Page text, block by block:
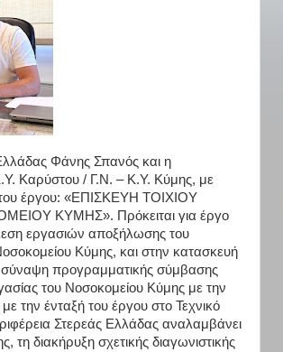
Φάνης Σπανός και η
Καρύστου / Γ.Ν. – Κ.Υ. Κύμης, με
έργου: «ΕΠΙΣΚΕΥΗ ΤΟΙΧΙΟΥ
ΚΥΜΗΣ». Πρόκειται για έργο
εργασιών αποξήλωσης του
Κύμης, και στην κατασκευή
σύναψη προγραμματικής σύμβασης
του Νοσοκομείου Κύμης με την
την ένταξή του έργου στο Τεχνικό
Στερεάς Ελλάδας αναλαμβάνει
διακήρυξη σχετικής διαγωνιστικής